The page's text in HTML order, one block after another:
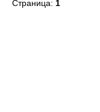
Страница: 1